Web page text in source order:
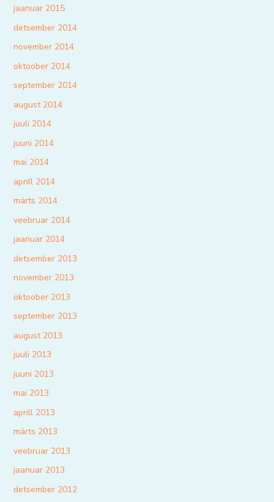
jaanuar 2015
detsember 2014
november 2014
oktoober 2014
september 2014
august 2014
juuli 2014
juuni 2014
mai 2014
aprill 2014
märts 2014
veebruar 2014
jaanuar 2014
detsember 2013
november 2013
oktoober 2013
september 2013
august 2013
juuli 2013
juuni 2013
mai 2013
aprill 2013
märts 2013
veebruar 2013
jaanuar 2013
detsember 2012